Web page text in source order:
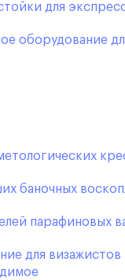
для
оборудование
баночных
парафиновых
для